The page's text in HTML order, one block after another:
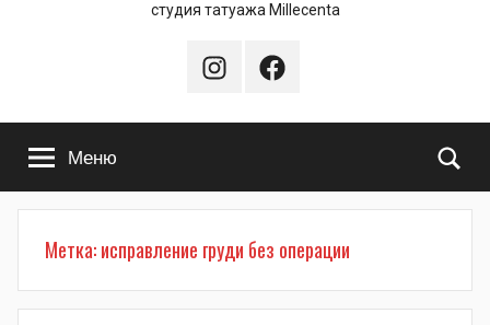
студия татуажа Millecenta
InstagramFacebook
Меню
Метка:исправление груди без операции